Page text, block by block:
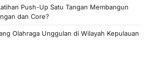
Push-Up Satu Tangan Membangun
dan Core?
Olahraga Unggulan di Wilayah Kepulauan